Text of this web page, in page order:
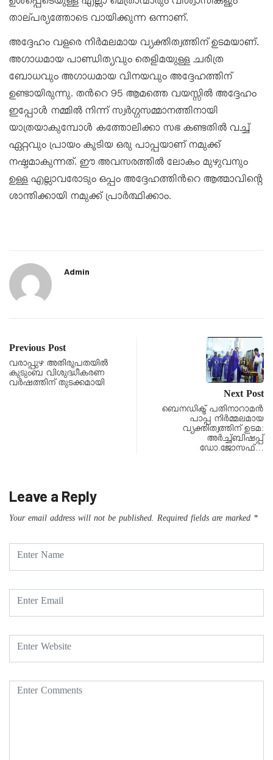
താല്പര്യത്തോടെ വായിക്കുന്ന ഒന്നാണ്.
അദ്ദേഹം വളരെ നിർമലമായ വ്യക്തിത്വത്തിന് ഉടമയാണ്.
അഗാധമായ പാണ്ഡിത്യവും തെളിമയുള്ള ചരിത്ര
ബോധവും അഗാധമായ വിനയവും അദ്ദേഹത്തിന്
ഉണ്ടായിരുന്നു. തൻറെ 95 ആമത്തെ വയസ്സിൽ അദ്ദേഹം
ഇപ്പോൾ നമ്മിൽ നിന്ന് സ്വർഗ്ഗസമ്മാനത്തിനായി
യാത്രയാകുമ്പോൾ കത്തോലിക്കാ സഭ കണ്ടതിൽ വച്ച്
ഏറ്റവും പ്രായം കൂടിയ ഒരു പാപ്പയാണ് നമുക്ക്
നഷ്ടമാകുന്നത്. ഈ അവസരത്തിൽ ലോകം മുഴുവനും
ഉള്ള എല്ലാവരോടും ഒപ്പം അദ്ദേഹത്തിൻറെ ആത്മാവിന്റെ
ശാന്തിക്കായി നമുക്ക് പ്രാർത്ഥിക്കാം.
Admin
Previous Post
വരാപ്പുഴ അതിരൂപതയിൽ
കുടുംബ വിശുദ്ധീകരണ
വർഷത്തിന് തുടക്കമായി
Next Post
ബെനഡിക്ട് പതിനാറാമൻ
പാപ്പ നിർമ്മലമായ
വ്യക്തിത്വത്തിന് ഉടമ:
അർച്ച്ബിഷപ്പ്
ഡോ.ജോസഫ്…
Leave a Reply
Your email address will not be published. Required fields are marked *